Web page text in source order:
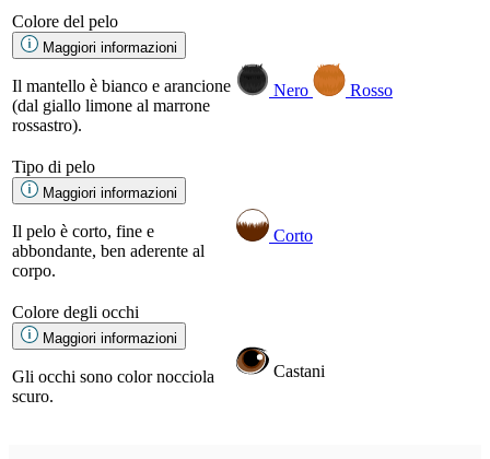
Colore del pelo
Maggiori informazioni
Il mantello è bianco e arancione
(dal giallo limone al marrone
rossastro).
Nero Rosso
Tipo di pelo
Maggiori informazioni
Il pelo è corto, fine e
abbondante, ben aderente al
corpo.
Corto
Colore degli occhi
Maggiori informazioni
Gli occhi sono color nocciola
scuro.
Castani